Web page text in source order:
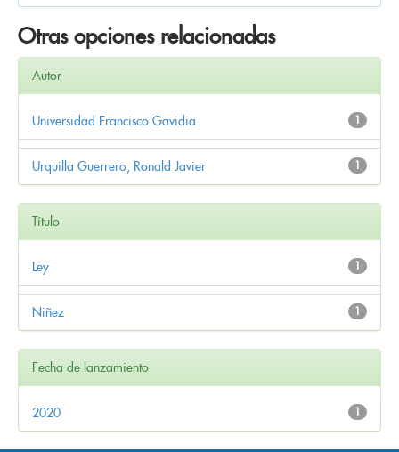
Otras opciones relacionadas
Autor
1
Universidad Francisco Gavidia
1
Urquilla Guerrero, Ronald Javier
Título
1
Ley
1
Niñez
Fecha de lanzamiento
1
2020